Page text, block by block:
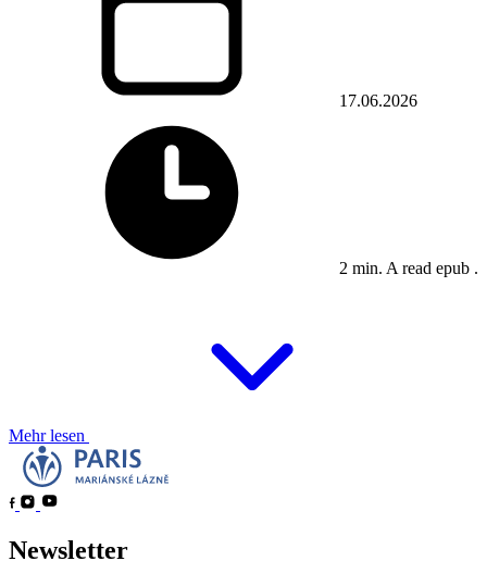
17.06.2026
2 min. A read epub .
Mehr lesen
Newsletter